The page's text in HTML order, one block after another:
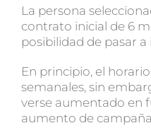
La persona
contrato inicial de 6
posibilidad de pasar
En principio, el
semanales, sin
verse aumentado en
aumento de